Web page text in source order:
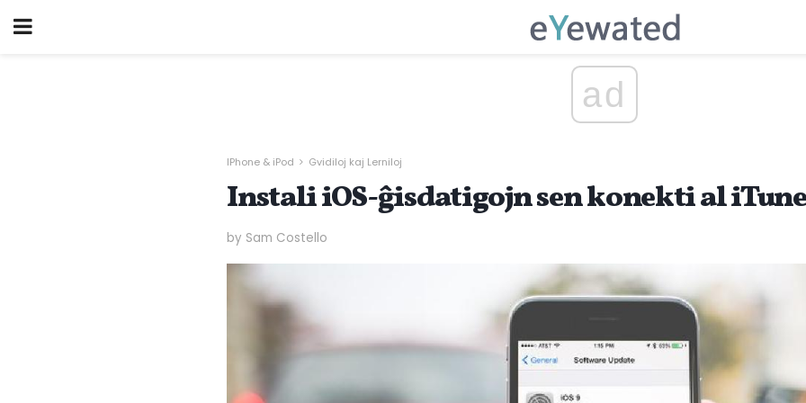
ad
IPhone & iPod Gvidiloj kaj Lerniloj
Instali iOS-ĝisdatigojn sen konekti al
by Sam Costello